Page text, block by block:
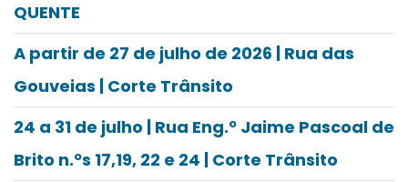
QUENTE
A partir de 27 de julho de 2026 | Rua das
Gouveias | Corte Trânsito
24 a 31 de julho | Rua Eng.º Jaime Pascoal de
Brito n.ºs 17,19, 22 e 24 | Corte Trânsito